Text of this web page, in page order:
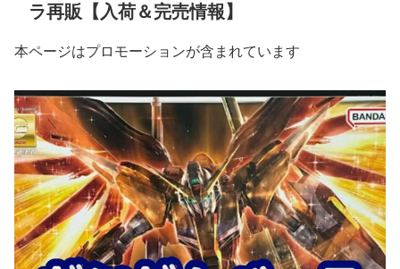
ラ再販【入荷＆完売情報】
本ページはプロモーションが含まれています